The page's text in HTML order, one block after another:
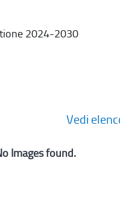
2024-2030
Vedi
Images found.